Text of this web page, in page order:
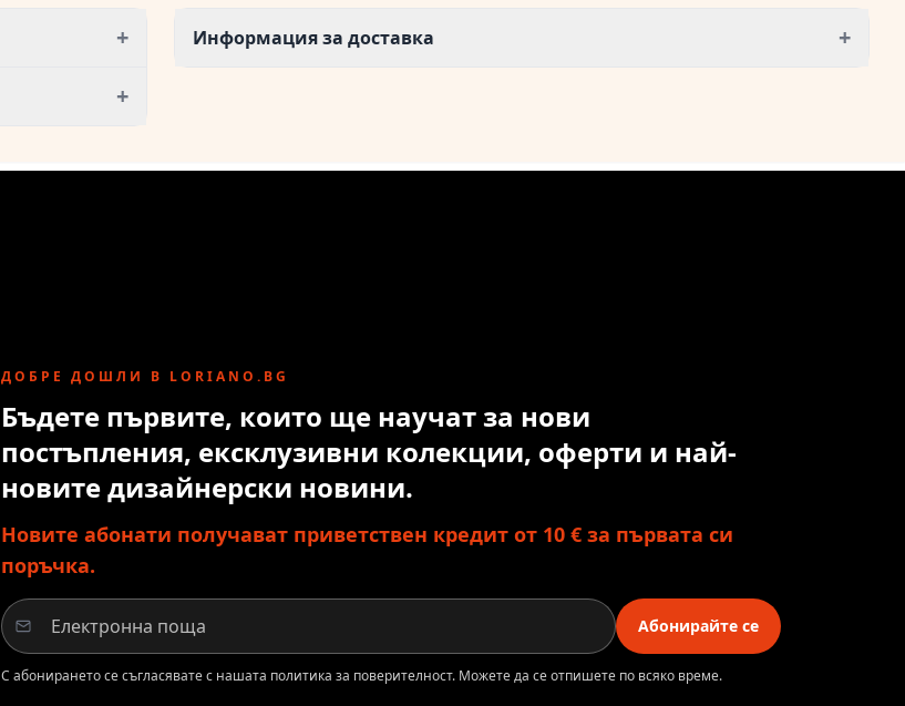
+
+
Информация за доставка +
ДОБРЕ ДОШЛИ В LORIANO.BG
Бъдете първите, които ще научат за нови
постъпления, ексклузивни колекции, оферти и най-
новите дизайнерски новини.
Новите абонати получават приветствен кредит от 10 € за първата си
поръчка.
Абонирайте се
С абонирането се съгласявате с нашата политика за поверителност. Можете да се отпишете по всяко време.